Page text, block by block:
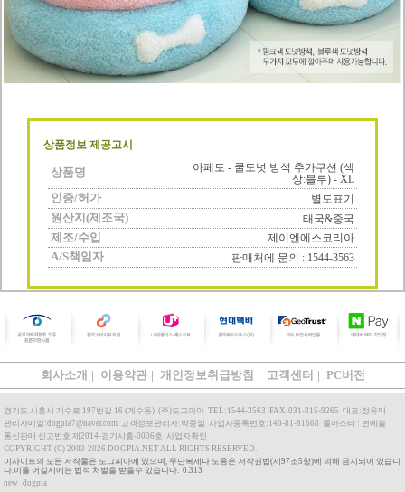
상품정보 제공고시
상품명
아페토 - 쿨도넛 방석 추가쿠션 (색
상:블루) - XL
인증/허가 별도표기
원산지(제조국) 태국&중국
제조/수입 제이엔에스코리아
A/S책임자 판매처에 문의 : 1544-3563
회사소개 | 이용약관 | 개인정보취급방침 | 고객센터 | PC버전
경기도 시흥시 계수로 197번길 16 (계수동) (주)도그피아 TEL:1544-3563 FAX:031-315-9265 대표:정유미
관리자메일:dogpia7@naver.com 고객정보관리자:박종일 사업자등록번호:140-81-81668 몰마스터 : 변예솔
통신판매 신고번호 제2014-경기시흥-0006호 사업자확인
COPYRIGHT (C) 2003-2026 DOGPIA.NET ALL RIGHTS RESERVED.
이사이트의 모든 저작물은 도그피아에 있으며, 무단복제나 도용은 저작권법(제97조5항)에 의해 금지되어 있습니
다.이를 어길시에는 법적 처벌을 받을수 있습니다. 0.313
new_dogpia